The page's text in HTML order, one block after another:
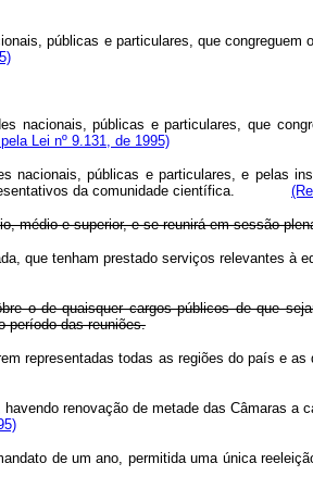
públicas e particulares, que
nacionais, públicas e particulares, que
Lei nº 9.131, de 1995)
nacionais, públicas e particulares, e pelas
da comunidade científica.
médio e superior, e se reunirá em sessão
ilibada, que tenham prestado serviços
o de quaisquer cargos públicos de que
período das reuniões.
representadas todas as regiões do país e
renovação de metade das Câmaras a
mandato de um ano, permitida uma única